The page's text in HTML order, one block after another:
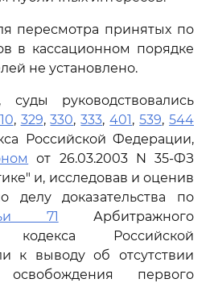
пересмотра принятых по
в кассационном порядке
не установлено.
суды руководствовались
, 329,330,333,401,539,544
Российской Федерации,
от 26.03.2003 N 35-ФЗ
и, исследовав и оценив
делу доказательства по
71 Арбитражного
кодекса Российской
к выводу об отсутствии
первого